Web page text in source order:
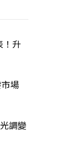
！升
場
調變